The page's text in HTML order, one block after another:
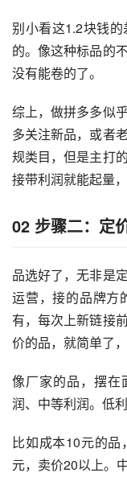
别小看这1.2块钱
的。像这种标品的
没有能卷的了。
综上，做拼多多似
多关注新品，或者
规类目，但是主打
接带利润就能起量
02 步骤二：定
品选好了，无非是
运营，接的品牌方
有，每次上新链接
价的品，就简单了
像厂家的品，摆在
润、中等利润。低
比如成本10元的
元，卖价20以上。